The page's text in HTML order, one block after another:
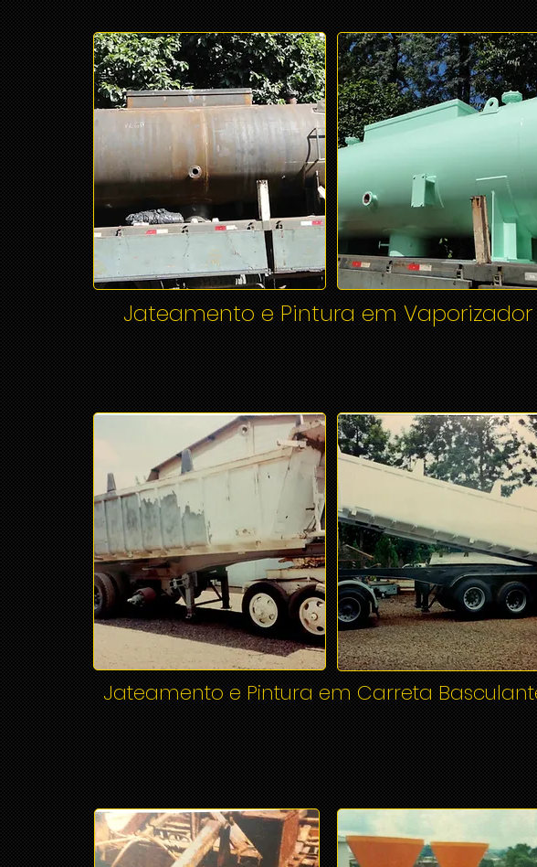
Jateamento e Pintura em Vaporizador
Jateamento e Pintura em Carreta